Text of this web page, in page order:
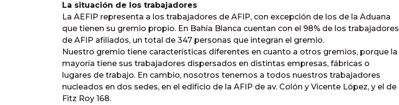
La situación de los trabajadores
La AEFIP representa a los trabajadores de AFIP, con excepción de los de la Aduana
que tienen su gremio propio. En Bahía Blanca cuentan con el 98% de los trabajadores
de AFIP afiliados, un total de 347 personas que integran el gremio.
Nuestro gremio tiene características diferentes en cuanto a otros gremios, porque la
mayoría tiene sus trabajadores dispersados en distintas empresas, fábricas o
lugares de trabajo. En cambio, nosotros tenemos a todos nuestros trabajadores
nucleados en dos sedes, en el edificio de la AFIP de av. Colón y Vicente López, y el de
Fitz Roy 168.